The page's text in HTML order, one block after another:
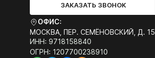
ЗАКАЗАТЬ ЗВОНОК
ОФИС:
МОСКВА, ПЕР. СЕМЁНОВСКИЙ, Д. 15
ИНН: 9718158840
ОГРН: 1207700238910